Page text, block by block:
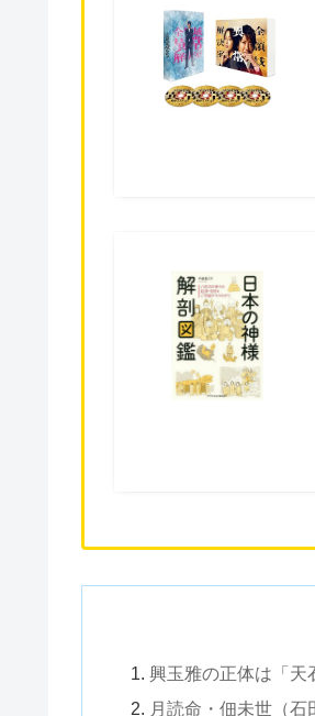
興玉雅の正体は「天
月読命・佃未世（